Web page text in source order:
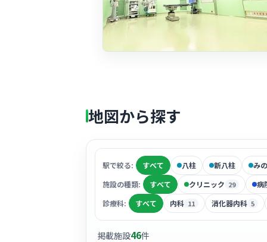
地図から探す
駅で絞る: すべて 八柱 新八柱
み
施設の種類:
すべて クリニック 29
病
診療科:
すべて 内科 11 消化器内科 5
掲載施設46件